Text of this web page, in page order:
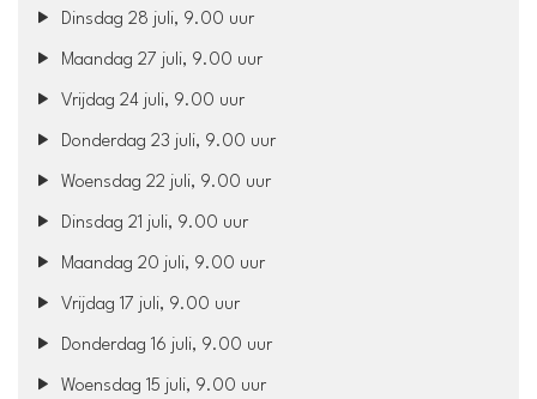
Dinsdag 28 juli, 9.00 uur
Maandag 27 juli, 9.00 uur
Vrijdag 24 juli, 9.00 uur
Donderdag 23 juli, 9.00 uur
Woensdag 22 juli, 9.00 uur
Dinsdag 21 juli, 9.00 uur
Maandag 20 juli, 9.00 uur
Vrijdag 17 juli, 9.00 uur
Donderdag 16 juli, 9.00 uur
Woensdag 15 juli, 9.00 uur